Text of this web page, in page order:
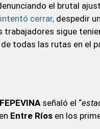
el brutal
cerrar, despedir
trabajadores sigue
todas las rutas en el
FEPEVINAseñaló el “
Entre Ríos en los